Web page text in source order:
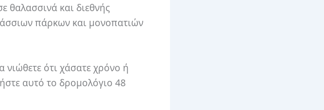
θαλασσινά και διεθνής
πάρκων και μονοπατιών
ότι χάσατε χρόνο ή
αυτό το δρομολόγιο 48